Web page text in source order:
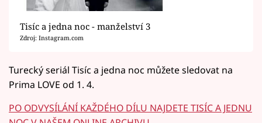
Tisíc a jedna noc - manželství 3
Zdroj: Instagram.com
Turecký seriál Tisíc a jedna noc můžete sledovat na
Prima LOVE od 1. 4.
PO ODVYSÍLÁNÍ KAŽDÉHO DÍLU NAJDETE TISÍC A JEDNU